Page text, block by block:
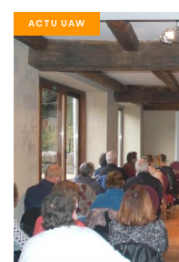
ACTU UAW
Image
banner